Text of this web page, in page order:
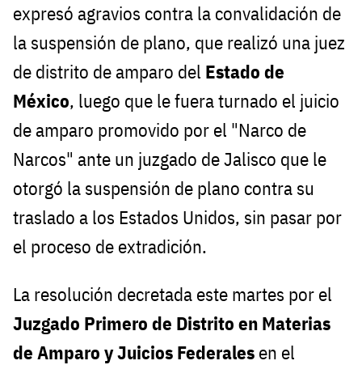
expresó agravios contra la convalidación de
la suspensión de plano, que realizó una juez
de distrito de amparo del Estado de
México, luego que le fuera turnado el juicio
de amparo promovido por el "Narco de
Narcos" ante un juzgado de Jalisco que le
otorgó la suspensión de plano contra su
traslado a los Estados Unidos, sin pasar por
el proceso de extradición.
La resolución decretada este martes por el
Juzgado Primero de Distrito en Materias
de Amparo y Juicios Federales en el